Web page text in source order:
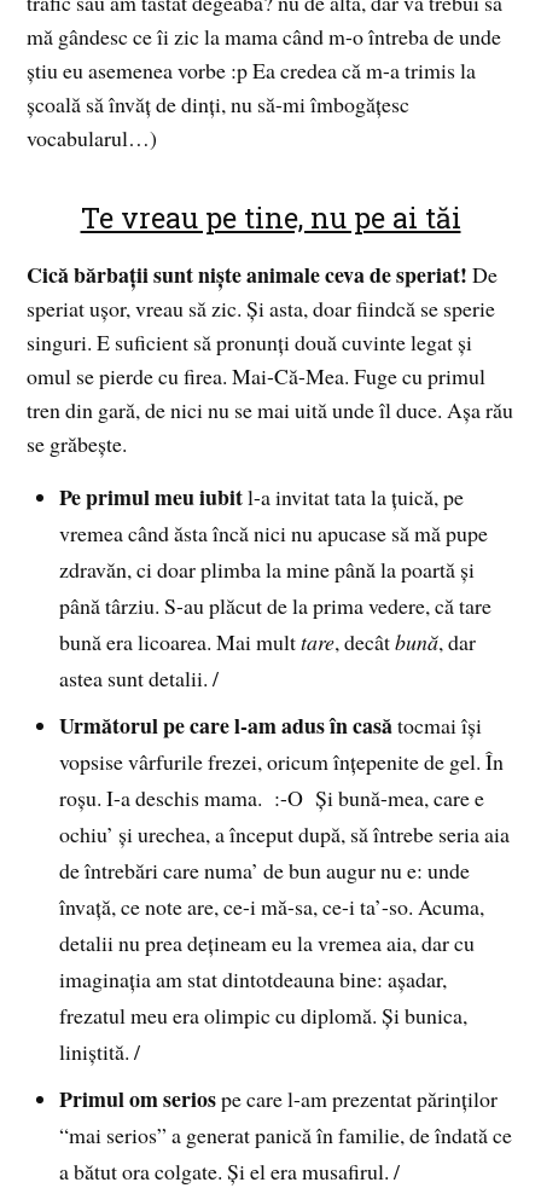
mă gândesc ce îi zic la mama când m-o întreba de unde
ştiu eu asemenea vorbe :p Ea credea că m-a trimis la
şcoală să învăţ de dinţi, nu să-mi îmbogăţesc
vocabularul…)
Te vreau pe tine, nu pe ai tăi
Cică bărbaţii sunt nişte animale ceva de speriat! De
speriat uşor, vreau să zic. Şi asta, doar fiindcă se sperie
singuri. E suficient să pronunţi două cuvinte legat şi
omul se pierde cu firea. Mai-Că-Mea. Fuge cu primul
tren din gară, de nici nu se mai uită unde îl duce. Aşa rău
se grăbeşte.
Pe primul meu iubitl-a invitat tata la ţuică, pe
vremea când ăsta încă nici nu apucase să mă pupe
zdravăn, ci doar plimba la mine până la poartă şi
până târziu. S-au plăcut de la prima vedere, că tare
bună era licoarea. Mai multtare, decâtbună, dar
astea sunt detalii. /
Următorul pe care l-am adus în casătocmai îşi
vopsise vârfurile frezei, oricum înţepenite de gel. În
roşu. I-a deschis mama. :-O Şi bună-mea, care e
ochiu’ şi urechea, a început după, să întrebe seria aia
de întrebări care numa’ de bun augur nu e: unde
învaţă, ce note are, ce-i mă-sa, ce-i ta’-so. Acuma,
detalii nu prea deţineam eu la vremea aia, dar cu
imaginaţia am stat dintotdeauna bine: aşadar,
frezatul meu era olimpic cu diplomă. Şi bunica,
liniştită. /
Primul om seriospe care l-am prezentat părinţilor
“mai serios” a generat panică în familie, de îndată ce
a bătut ora colgate. Şi el era musafirul. /